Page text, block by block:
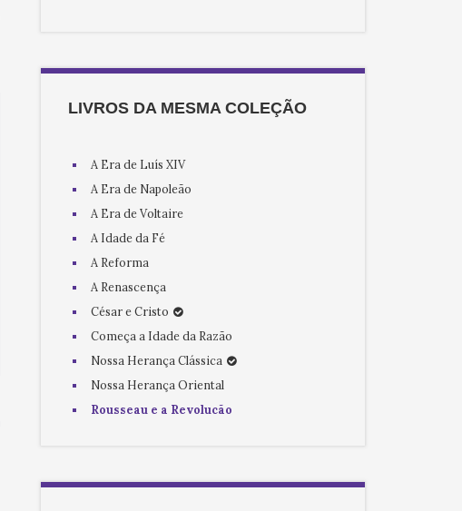
LIVROS DA MESMA COLEÇÃO
A Era de Luís XIV
A Era de Napoleão
A Era de Voltaire
A Idade da Fé
A Reforma
A Renascença
César e Cristo
Começa a Idade da Razão
Nossa Herança Clássica
Nossa Herança Oriental
Rousseau e a Revolução